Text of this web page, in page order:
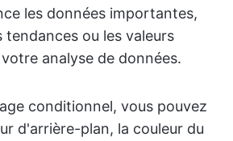
les données importantes,
tendances ou les valeurs
analyse de données.
conditionnel, vous pouvez
d'arrière-plan, la couleur du